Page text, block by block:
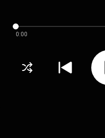
0:00